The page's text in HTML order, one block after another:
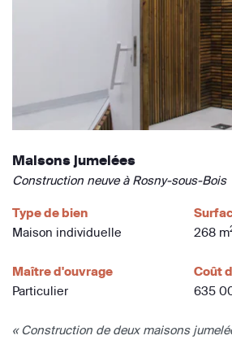
Maisons jumelées
Construction neuve à Rosny-sous-Bois
Type de bien
Maison individuelle
268 m
Maître d'ouvrage
Particulier
Coût
635
« Construction de deux maisons